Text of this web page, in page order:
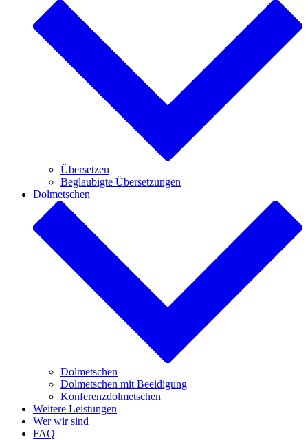
Übersetzen
Beglaubigte Übersetzungen
Dolmetschen
Dolmetschen
Dolmetschen mit Beeidigung
Konferenzdolmetschen
Weitere Leistungen
Wer wir sind
FAQ